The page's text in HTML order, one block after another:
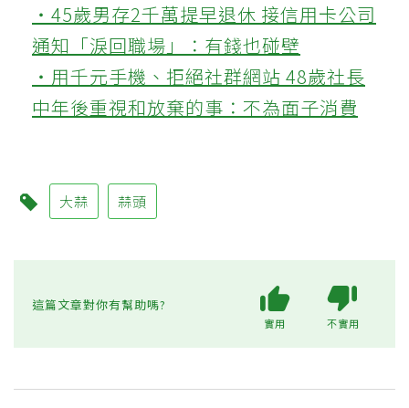
‧45歲男存2千萬提早退休 接信用卡公司
通知「淚回職場」：有錢也碰壁
‧用千元手機、拒絕社群網站 48歲社長
中年後重視和放棄的事：不為面子消費
大蒜 蒜頭
這篇文章對你有幫助嗎?
實用 不實用